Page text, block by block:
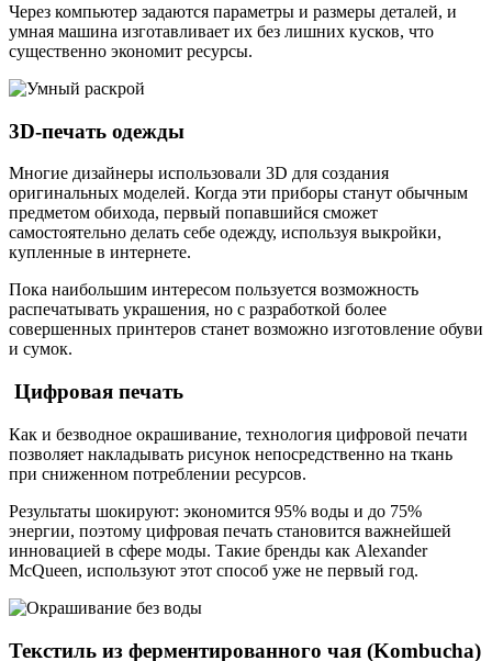
Через компьютер задаются параметры и размеры деталей, и
умная машина изготавливает их без лишних кусков, что
существенно экономит ресурсы.
3D-печать одежды
Многие дизайнеры использовали 3D для создания
оригинальных моделей. Когда эти приборы станут обычным
предметом обихода, первый попавшийся сможет
самостоятельно делать себе одежду, используя выкройки,
купленные в интернете.
Пока наибольшим интересом пользуется возможность
распечатывать украшения, но с разработкой более
совершенных принтеров станет возможно изготовление обуви
и сумок.
Цифровая печать
Как и безводное окрашивание, технология цифровой печати
позволяет накладывать рисунок непосредственно на ткань
при сниженном потреблении ресурсов.
Результаты шокируют: экономится 95% воды и до 75%
энергии, поэтому цифровая печать становится важнейшей
инновацией в сфере моды. Такие бренды как Alexander
McQueen, используют этот способ уже не первый год.
Текстиль из ферментированного чая (Kombucha)